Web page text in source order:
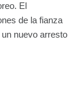
El
de la fianza
nuevo arresto